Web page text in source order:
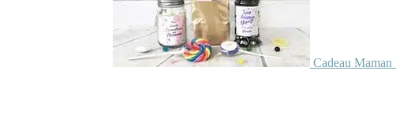
Cadeau Maman